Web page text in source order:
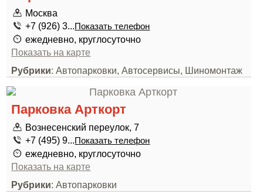
Москва
+7 (926) 3...Показать телефон
ежедневно, круглосуточно
Показать на карте
Рубрики: Автопарковки, Автосервисы, Шиномонтаж
Парковка Арткорт
Вознесенский переулок, 7
+7 (495) 9...Показать телефон
ежедневно, круглосуточно
Показать на карте
Рубрики: Автопарковки